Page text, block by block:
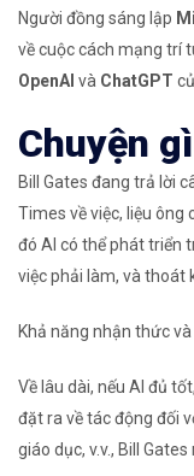
Người đồng sáng lập
về cuộc cách mạng trí
OpenAI và ChatGPT
Chuyện
Bill Gates đang trả lời
Times về việc, liệu
đó AI có thể phát triển
việc phải làm, và thoát
Khả năng nhận thức
Về lâu dài, nếu AI đủ
đặt ra về tác động đối
giáo dục, v.v., Bill